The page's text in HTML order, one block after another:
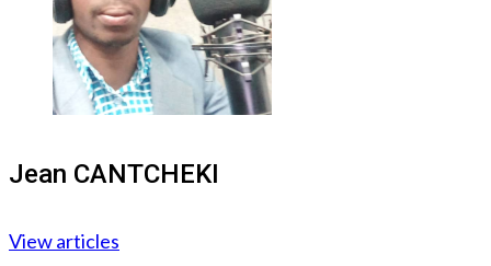
Jean CANTCHEKI
View articles